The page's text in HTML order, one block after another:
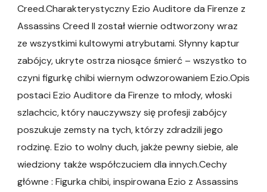
Creed.Charakterystyczny Ezio Auditore da Firenze z
Assassins Creed II został wiernie odtworzony wraz
ze wszystkimi kultowymi atrybutami. Słynny kaptur
zabójcy, ukryte ostrza niosące śmierć – wszystko to
czyni figurkę chibi wiernym odwzorowaniem Ezio.Opis
postaci Ezio Auditore da Firenze to młody, włoski
szlachcic, który nauczywszy się profesji zabójcy
poszukuje zemsty na tych, którzy zdradzili jego
rodzinę. Ezio to wolny duch, jakże pewny siebie, ale
wiedziony także współczuciem dla innych.Cechy
główne : Figurka chibi, inspirowana Ezio z Assassins